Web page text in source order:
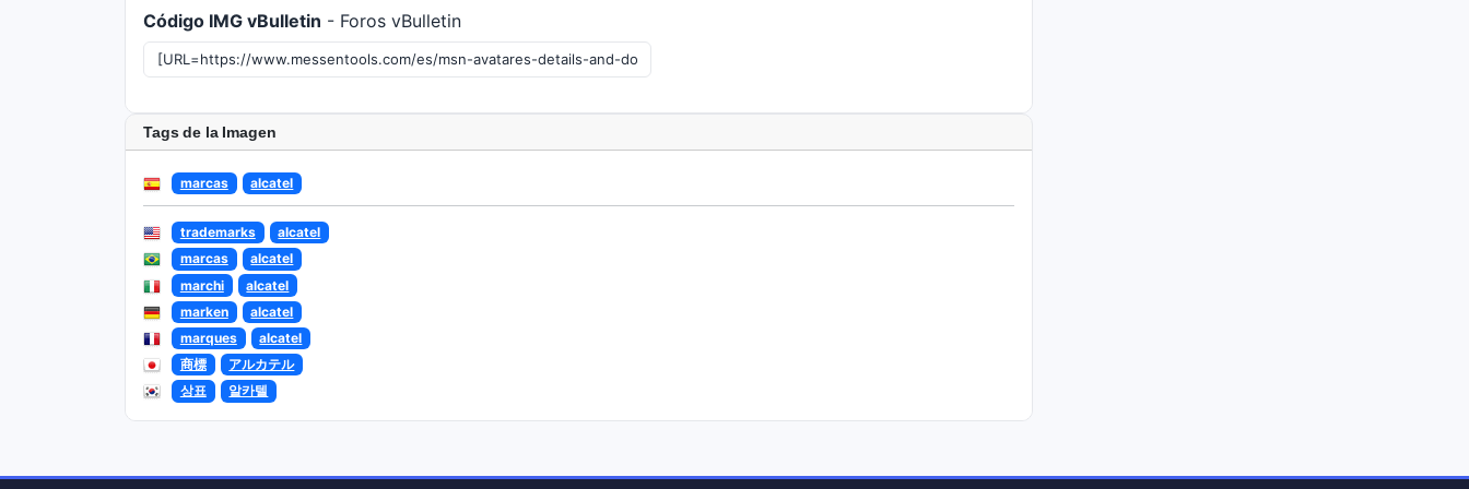
Código IMG vBulletin - Foros vBulletin
Tags de la Imagen
marcas alcatel
trademarks
alcatel
marcas
alcatel
marchi
alcatel
marken
alcatel
marques
alcatel
商標
アルカテル
상표
알카텔